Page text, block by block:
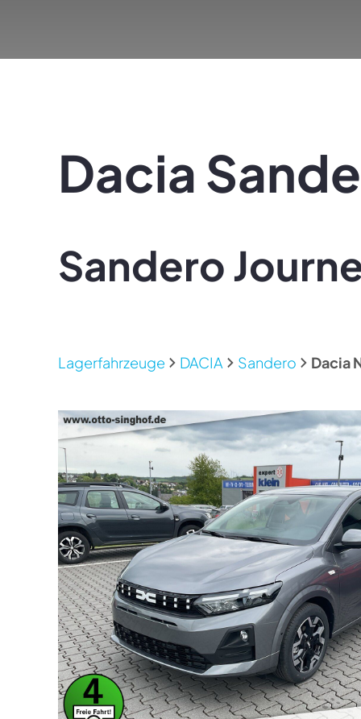
Dacia
Sandero
Lagerfahrzeuge DACIA Sandero Dacia